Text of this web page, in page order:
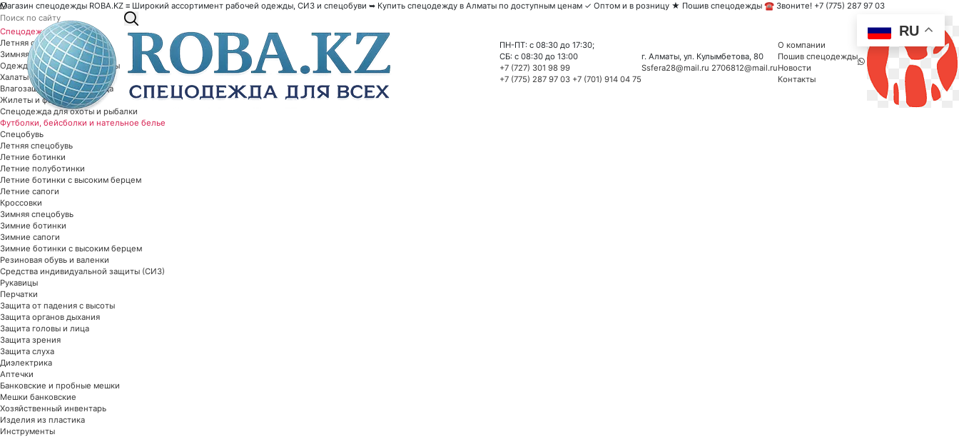
Магазин спецодежды ROBA.KZ ≡ Широкий ассортимент рабочей одежды, СИЗ и спецобуви ➥ Купить спецодежду в Алматы по доступным ценам ✓ Оптом и в розницу ★ Пошив спецодежды ☎ Звоните! +7 (775) 287 97 03
ПН-ПТ: c 08:30 до 17:30;
СБ: c 08:30 до 13:00
+7 (727) 301 98 99
+7 (775) 287 97 03 +7 (701) 914 04 75
г. Алматы, ул. Кулымбетова, 80
Ssfera28@mail.ru 2706812@mail.ru
О компании
Пошив спецодежды
Новости
Контакты
RU
Спецодежда
Летняя спецодежда
Зимняя спецодежда
Одежда специальной защиты
Халаты рабочие
Влагозащитная спецодежда
Жилеты и фартуки
Спецодежда для охоты и рыбалки
Футболки, бейсболки и нательное белье
Спецобувь
Летняя спецобувь
Летние ботинки
Летние полуботинки
Летние ботинки с высоким берцем
Летние сапоги
Кроссовки
Зимняя спецобувь
Зимние ботинки
Зимние сапоги
Зимние ботинки с высоким берцем
Резиновая обувь и валенки
Средства индивидуальной защиты (СИЗ)
Рукавицы
Перчатки
Защита от падения с высоты
Защита органов дыхания
Защита головы и лица
Защита зрения
Защита слуха
Диэлектрика
Аптечки
Банковские и пробные мешки
Мешки банковские
Хозяйственный инвентарь
Изделия из пластика
Инструменты